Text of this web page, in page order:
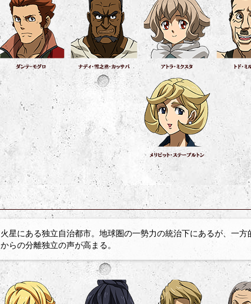
火星にある独立自治都市。地球圏の一勢力の統治下にあるが、一
からの分離独立の声が高まる。